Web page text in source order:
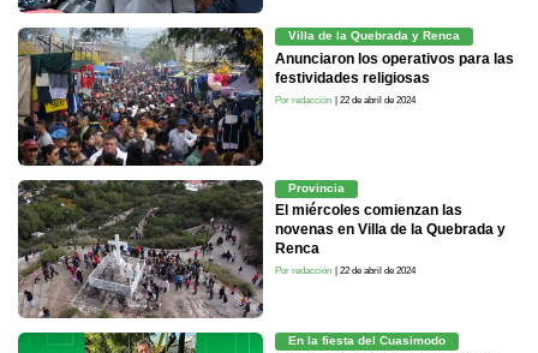
Villa de la Quebrada y Renca
Anunciaron los operativos para las
festividades religiosas
Por redacción | 22 de abril de 2024
Provincia
El miércoles comienzan las
novenas en Villa de la Quebrada y
Renca
Por redacción | 22 de abril de 2024
En la fiesta del Cuasimodo